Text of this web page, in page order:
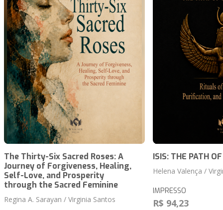
The Thirty-Six Sacred Roses: A
Journey of Forgiveness, Healing,
Self-Love, and Prosperity
through the Sacred Feminine
Regina A. Sarayan / Virginia Santos
ISIS: THE PATH
Helena Valença /
IMPRESSO
R$ 94,23